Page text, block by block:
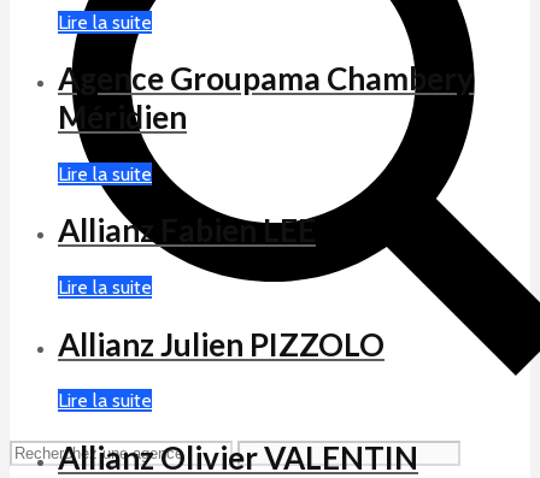
Lire la suite
Agence Groupama Chambery
Méridien
Lire la suite
Allianz Fabien LEE
Lire la suite
Allianz Julien PIZZOLO
Lire la suite
Allianz Olivier VALENTIN